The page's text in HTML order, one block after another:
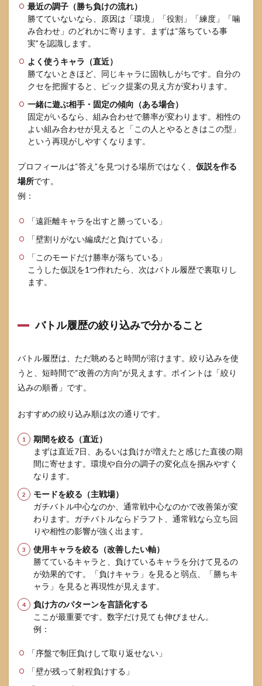
9.1
今日
から
やる
つ
9.2
環境
変化
時の
見直
しポ
イン
最近の調子（勝ち負けの流れ）
勝てていないなら、原因は「環境」「役割」「練度」「噛
み合わせ」のどれかに寄ります。まずは“落ちている事
実”を認識します。
よく使うキャラ（直近）
勝てないときほど、同じキャラに固執しがちです。自分の
クセを把握すると、ピック提案の見え方が変わります。
一緒に遊ぶ相手・固定の傾向（ある場合）
固定がいるなら、組み合わせで勝率が変わります。相性の
よい組み合わせが見えると「この人とやるときはこの型」
という再現がしやすくなります。
プロフィールは“答え”を見つける場所ではなく、 仮説を作る
場所です。
例：
「遠距離キャラを出すと勝っている」
「壁割りがない編成だと負けている」
「このモードだけ勝率が落ちている」
こうした仮説を1つ作れたら、次はバトル履歴で裏取りし
ます。
バトル履歴の絞り込みで分かること
バトル履歴は、ただ眺めると時間が溶けます。絞り込みを使
うと、短時間で“改善の方向”が見えます。ポイントは「絞り
込みの順番」です。
おすすめの絞り込み順は次の通りです。
期間を絞る（直近）
まずは直近7日、あるいは負けが増えたと感じた直後の期
間に寄せます。環境や自分の調子の変化点を掴みやすく
なります。
モードを絞る（主戦場）
ガチバトル中心なのか、通常戦中心なのかで改善策が変
わります。ガチバトルならドラフト、通常戦なら立ち回
りや相性の影響が強く出ます。
使用キャラを絞る（改善したい軸）
勝てているキャラと、負けているキャラを分けて見るの
が効果的です。「負けキャラ」を見ると弱点、「勝ちキ
ャラ」を見ると再現性が見えます。
負け方のパターンを言語化する
ここが最重要です。数字だけ見ても伸びません。
例：
「序盤で制圧負けして取り返せない」
「壁が残って射程負けする」